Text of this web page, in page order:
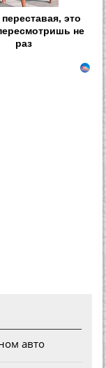
это
не
раз
авто